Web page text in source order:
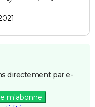
directement par e-
m'abonne